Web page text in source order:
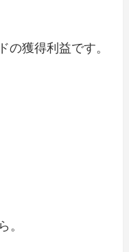
の獲得利益です。
。